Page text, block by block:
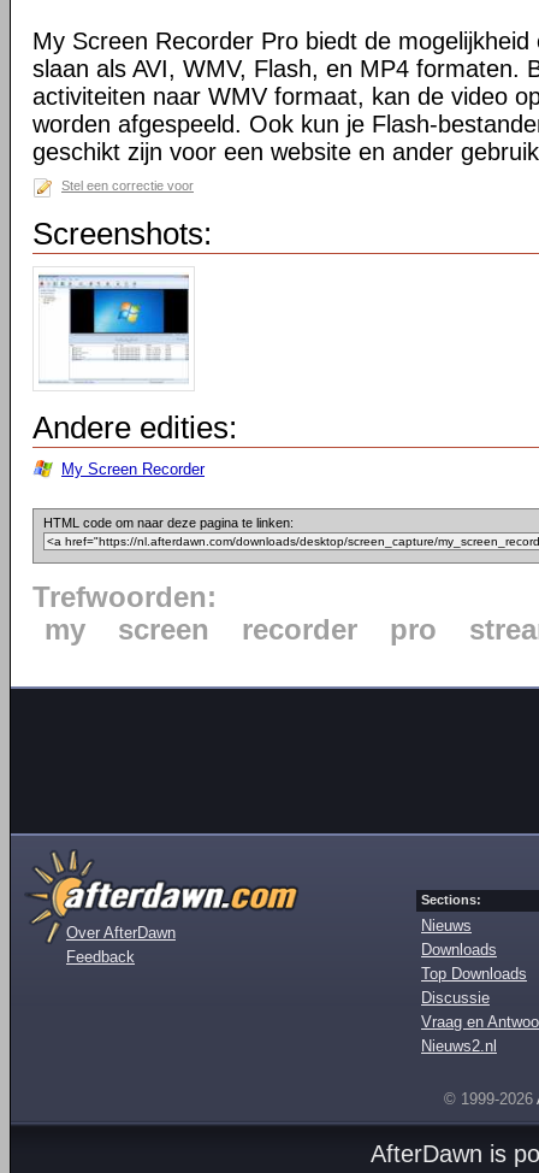
My Screen Recorder Pro biedt de
slaan als AVI, WMV, Flash, en MP4 formaten.
activiteiten naar WMV formaat, kan de video
worden afgespeeld. Ook kun je Flash-
geschikt zijn voor een website en ander
Stel een correctie voor
Screenshots:
Andere edities:
My Screen Recorder
HTML code om naar deze pagina te linken:
Trefwoorden:
my
screen recorder pro
Over AfterDawn
Feedback
Sections:
Nieuws
Downloads
Top Downloads
Discussie
Vraag en
Nieuws2.nl
© 1999-2026
AfterDawn is